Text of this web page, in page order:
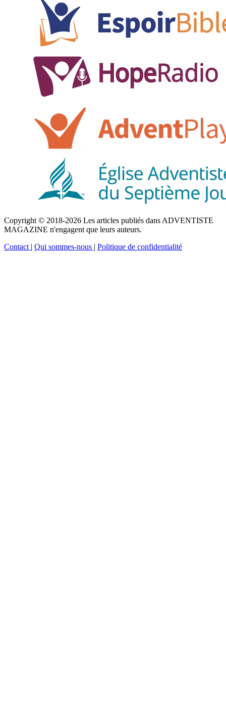
Copyright © 2018-2026 Les articles publiés dans ADVENTISTE
MAGAZINE n'engagent que leurs auteurs.
Contact | Qui sommes-nous | Politique de confidentialité